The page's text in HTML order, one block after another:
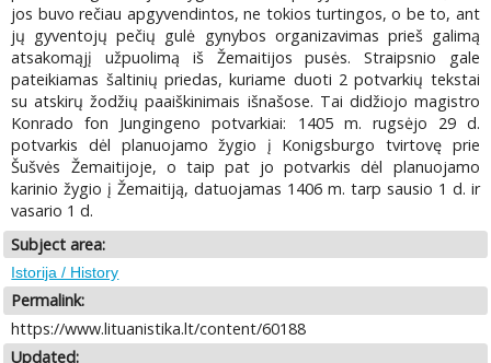
jos buvo rečiau apgyvendintos, ne tokios turtingos, o be to, ant
jų gyventojų pečių gulė gynybos organizavimas prieš galimą
atsakomąjį užpuolimą iš Žemaitijos pusės. Straipsnio gale
pateikiamas šaltinių priedas, kuriame duoti 2 potvarkių tekstai
su atskirų žodžių paaiškinimais išnašose. Tai didžiojo magistro
Konrado fon Jungingeno potvarkiai: 1405 m. rugsėjo 29 d.
potvarkis dėl planuojamo žygio į Konigsburgo tvirtovę prie
Šušvės Žemaitijoje, o taip pat jo potvarkis dėl planuojamo
karinio žygio į Žemaitiją, datuojamas 1406 m. tarp sausio 1 d. ir
vasario 1 d.
Subject area:
Istorija / History
Permalink:
https://www.lituanistika.lt/content/60188
Updated: